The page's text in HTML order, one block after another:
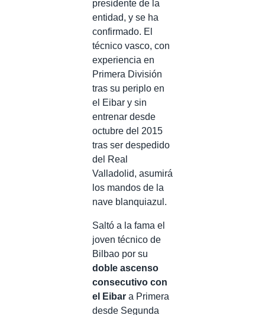
presidente de la
entidad, y se ha
confirmado. El
técnico vasco, con
experiencia en
Primera División
tras su periplo en
el Eibar y sin
entrenar desde
octubre del 2015
tras ser despedido
del Real
Valladolid, asumirá
los mandos de la
nave blanquiazul.
Saltó a la fama el
joven técnico de
Bilbao por su
doble ascenso
consecutivo con
el Eibar a Primera
desde Segunda